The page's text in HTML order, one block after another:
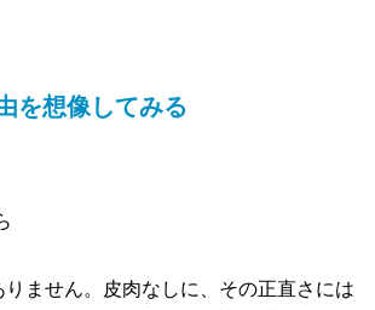
を想像してみる
ません。皮肉なしに、その正直さには